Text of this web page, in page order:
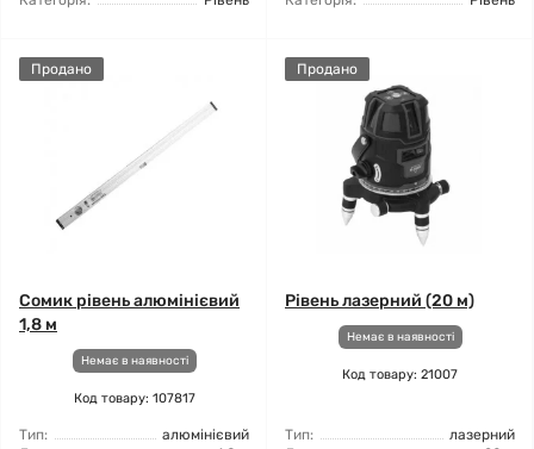
Продано
Сомик рівень алюмінієвий
1,8 м
Немає в наявності
Код товару: 107817
Тип:
алюмінієвий
Продано
Рівень лазерний (20 м)
Немає в наявності
Код товару: 21007
Тип:
лазерний